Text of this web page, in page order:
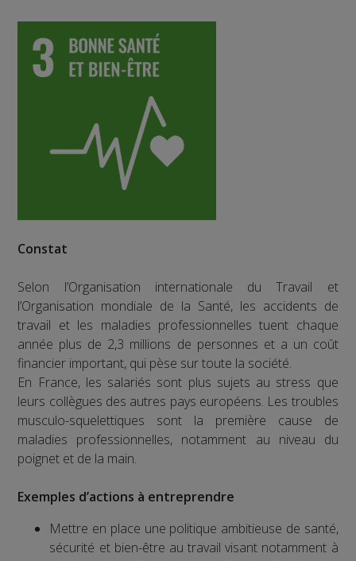
Constat
Selon l’Organisation internationale du Travail et
l’Organisation mondiale de la Santé, les accidents de
travail et les maladies professionnelles tuent chaque
année plus de 2,3 millions de personnes et a un coût
financier important, qui pèse sur toute la société.
En France, les salariés sont plus sujets au stress que
leurs collègues des autres pays européens. Les troubles
musculo-squelettiques sont la première cause de
maladies professionnelles, notamment au niveau du
poignet et de la main.
Exemples d’actions à entreprendre
Mettre en place une politique ambitieuse de santé,
sécurité et bien-être au travail visant notamment à